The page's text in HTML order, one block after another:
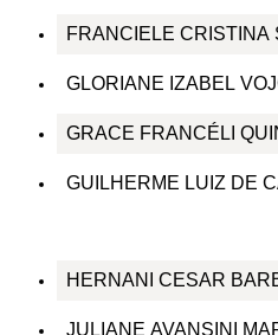
FRANCIELE CRISTINA
GLORIANE IZABEL
GRACE FRANCÉLI
GUILHERME LUIZ DE
HERNANI CESAR
JULIANE AVANSINI